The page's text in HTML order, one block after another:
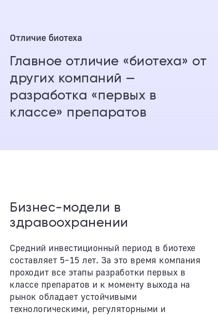
Отличие биотеха
Главное отличие «биотеха» от
других компаний —
разработка «первых в
классе» препаратов
Бизнес-модели в
здравоохранении
Средний инвестиционный период в биотехе
составляет 5–15 лет. За это время компания
проходит все этапы разработки первых в
классе препаратов и к моменту выхода на
рынок обладает устойчивыми
технологическими, регуляторными и